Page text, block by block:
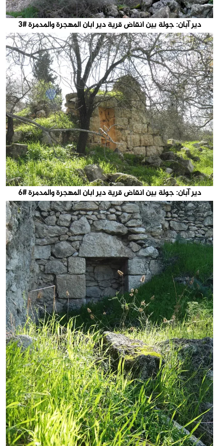
دير آبان: جولة بين انقاض قرية دير ابان المهجرة والمدمرة #3
دير آبان: جولة بين انقاض قرية دير ابان المهجرة والمدمرة #6